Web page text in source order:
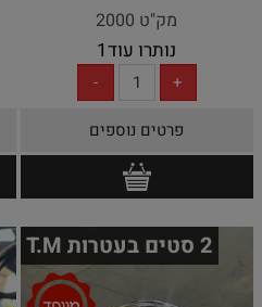
מק"ט 2000
נותרו עוד1
פרטים נוספים
2 סטים בעטרות T.M